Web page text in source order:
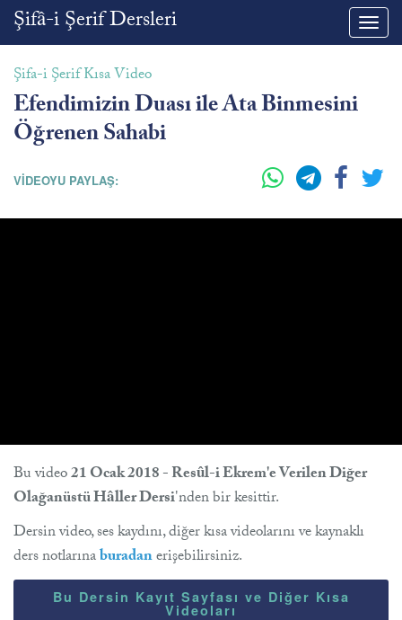
Şifâ-i Şerif Dersleri
Şifa-i Şerif Kısa Video
Efendimizin Duası ile Ata Binmesini
Öğrenen Sahabi
VİDEOYU PAYLAŞ:
Bu video21 Ocak 2018 - Resûl-i Ekrem'e Verilen Diğer
Olağanüstü Hâller Dersi'nden bir kesittir.
Dersin video, ses kaydını, diğer kısa videolarını ve kaynaklı
ders notlarınaburadanerişebilirsiniz.
Bu Dersin Kayıt Sayfası ve Diğer Kısa
Videoları